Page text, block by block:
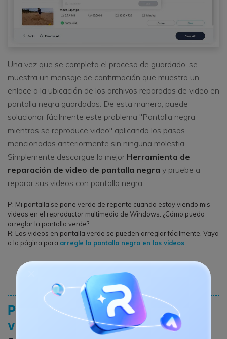
Una vez que se completa el proceso de guardado, se
muestra un mensaje de confirmación que muestra un
enlace a la ubicación de los archivos reparados de video en
pantalla negra guardados. De esta manera, puede
solucionar fácilmente este problema "Pantalla negra
mientras se reproduce video" aplicando los pasos
mencionados anteriormente sin ninguna molestia.
Simplemente descargue la mejor Herramienta de
reparación de video de pantalla negra y pruebe a
reparar sus videos con pantalla negra.
P: Mi pantalla se pone verde de repente cuando estoy viendo mis
videos en el reproductor multimedia de Windows. ¿Cómo puedo
arreglar la pantalla verde?
R: Los videos en pantalla verde se pueden arreglar fácilmente. Vaya
a la página para arregle la pantalla negro en los videos
Parte 3. ¿Cómo evitar el error de
video "Pantalla negra"?